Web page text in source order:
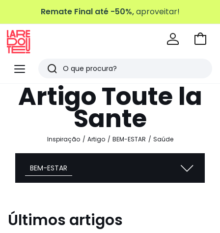
Remate Final até -50%,aproveitar!
Menu
Redoute
Pesquisar
Últimos
artigos
Ir
Artigo Toute la
Sante
Inspiração Artigo BEM-ESTAR Saúde
BEM-ESTAR
Últimos artigos